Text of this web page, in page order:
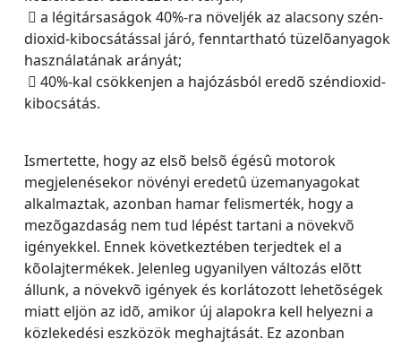
 a légitársaságok 40%-ra növeljék az alacsony szén-
dioxid-kibocsátással járó, fenntartható tüzelõanyagok
használatának arányát;
 40%-kal csökkenjen a hajózásból eredõ széndioxid-
kibocsátás.
Ismertette, hogy az elsõ belsõ égésû motorok
megjelenésekor növényi eredetû üzemanyagokat
alkalmaztak, azonban hamar felismerték, hogy a
mezõgazdaság nem tud lépést tartani a növekvõ
igényekkel. Ennek következtében terjedtek el a
kõolajtermékek. Jelenleg ugyanilyen változás elõtt
állunk, a növekvõ igények és korlátozott lehetõségek
miatt eljön az idõ, amikor új alapokra kell helyezni a
közlekedési eszközök meghajtását. Ez azonban